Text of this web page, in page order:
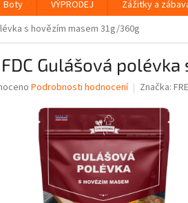
Boty VÝPRODEJ Zážitky a
s hovězím masem 31g/360g
FDC Gulášová
Podrobnosti hodnocení Značka: